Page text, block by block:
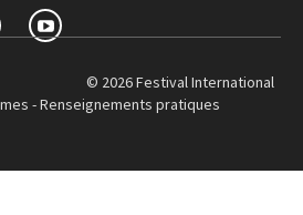
© 2026 Festival International
-Renseignements pratiques